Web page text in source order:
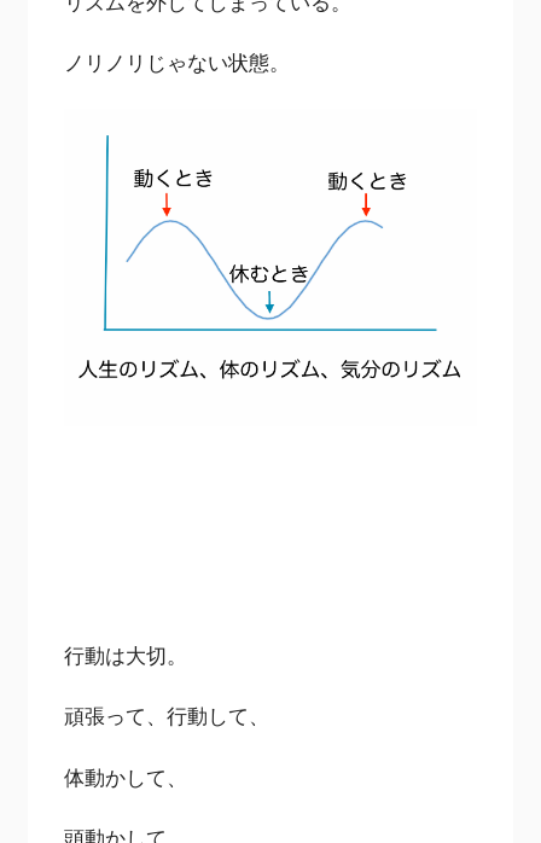
ノリノリじゃない状態。
行動は大切。
頑張って、行動して、
体動かして、